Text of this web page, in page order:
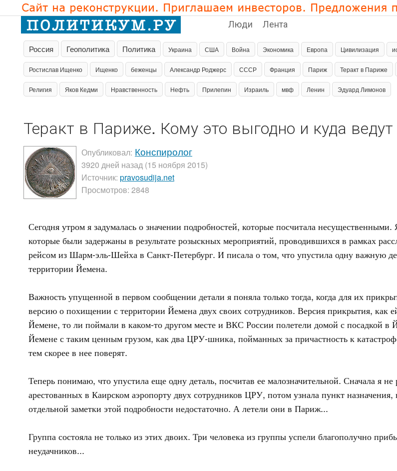
Люди Лента
Россия Геополитика Политика Украина США Война Экономика Европа Цивилизация
Ростислав Ищенко Ищенко беженцы Александр Роджерс СССР Франция Париж Теракт в Париже
Религия Яков Кедми Нравственность Нефть Прилепин Израиль мвф Ленин Эдуард Лимонов
Теракт в Париже. Кому это выгодно и куда
Опубликовал: Конспиролог
3920 дней назад (15 ноября 2015)
Источник: pravosudija.net
Просмотров: 2848
Сегодня утром я задумалась о значении подробностей, которые посчитала
которые были задержаны в результате розыскных мероприятий, проводившихся в рамках
рейсом из Шарм-эль-Шейха в Санкт-Петербург. И писала о том, что упустила одну важную
территории Йемена.
Важность упущенной в первом сообщении детали я поняла только тогда, когда для их
версию о похищении с территории Йемена двух своих сотрудников. Версия прикрытия,
Йемене, то ли поймали в каком-то другом месте и ВКС России полетели домой с посадкой в
Йемене с таким ценным грузом, как два ЦРУ-шника, пойманных за причастность к
тем скорее в нее поверят.
Теперь понимаю, что упустила еще одну деталь, посчитав ее малозначительной. Сначала я
арестованных в Каирском аэропорту двух сотрудников ЦРУ, потом узнала пункт
отдельной заметки этой подробности недостаточно. А летели они в Париж...
Группа состояла не только из этих двоих. Три человека из группы успели благополучно
неудачников...